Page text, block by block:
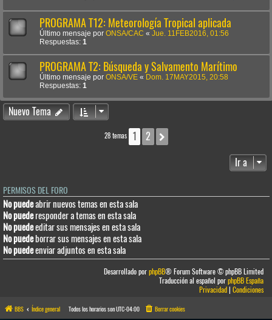
PROGRAMA T12: Meteorología Tropical aplicada
Último mensaje por ONSA/CAC « Jue. 11FEB2016, 01:56
Respuestas: 1
PROGRAMA T2: Búsqueda y Salvamento Marítimo
Último mensaje por ONSA/VE « Dom. 17MAY2015, 20:58
Respuestas: 1
Nuevo Tema
28 temas 1 2
Ir a
PERMISOS DEL FORO
No puedeabrir nuevos temas en esta sala
No puederesponder a temas en esta sala
No puedeeditar sus mensajes en esta sala
No puedeborrar sus mensajes en esta sala
No puedeenviar adjuntos en esta sala
Desarrollado porphpBB® Forum Software © phpBB Limited
Traducción al español porphpBB España
Privacidad|Condiciones
BBS Índice general Todos los horarios sonUTC-04:00 Borrar cookies